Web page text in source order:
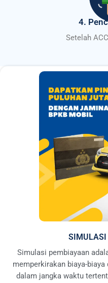
4.
Setelah
SIMULASI
Simulasi pembiayaan
memperkirakan biaya-biaya
dalam jangka waktu